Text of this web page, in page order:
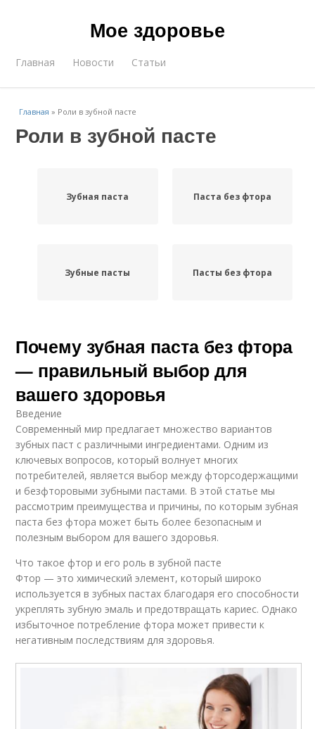
Мое здоровье
Главная Новости Статьи
Главная » Роли в зубной пасте
Роли в зубной пасте
Зубная паста Паста без фтора
Зубные пасты Пасты без фтора
Почему зубная паста без фтора
— правильный выбор для
вашего здоровья
Введение
Современный мир предлагает множество вариантов
зубных паст с различными ингредиентами. Одним из
ключевых вопросов, который волнует многих
потребителей, является выбор между фторсодержащими
и безфторовыми зубными пастами. В этой статье мы
рассмотрим преимущества и причины, по которым зубная
паста без фтора может быть более безопасным и
полезным выбором для вашего здоровья.
Что такое фтор и его роль в зубной пасте
Фтор — это химический элемент, который широко
используется в зубных пастах благодаря его способности
укреплять зубную эмаль и предотвращать кариес. Однако
избыточное потребление фтора может привести к
негативным последствиям для здоровья.